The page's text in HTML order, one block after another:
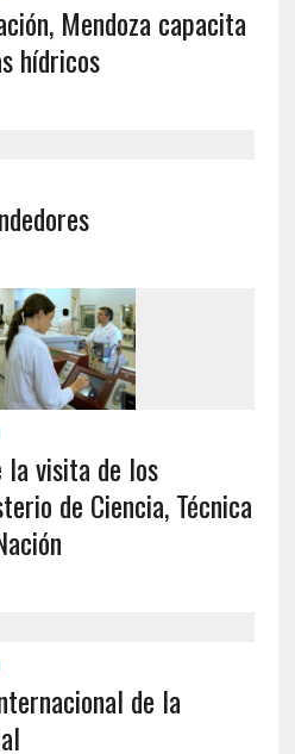
Mendoza capacita
hídricos
la visita de los
de Ciencia, Técnica
de la